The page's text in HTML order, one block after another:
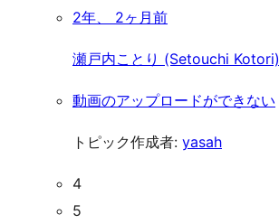
2年、 2ヶ月前
瀬戸内ことり (Setouchi Kotori)
動画のアップロードができない
トピック作成者: yasah
4
5